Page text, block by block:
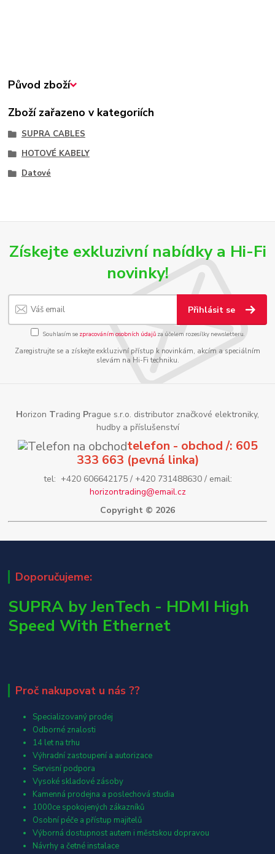
Původ zboží
Zboží zařazeno v kategoriích
SUPRA CABLES
HOTOVÉ KABELY
Datové
Získejte exkluzivní nabídky a Hi-Fi
novinky!
Přihlásit se
Souhlasím se zpracováním osobních údajůza účelem rozesílky newsletteru.
Zaregistrujte se a získejte exkluzivní přístup k novinkám, akcím a speciálním
slevám na Hi-Fi techniku.
Horizon Trading Prague s.r.o. distributor značkové elektroniky,
hudby a příslušenství
telefon - obchod /: 605
333 663 (pevná linka)
tel: +420 606642175 / +420 731488630 / email:
horizontrading@email.cz
Copyright © 2026
Doporučujeme:
SUPRA by JenTech - HDMI High
Speed With Ethernet
Proč nakupovat u nás ??
Specializovaný prodej
Odborné znalosti
14 let na trhu
Výhradní zastoupení a autorizace
Servisní podpora
Vysoké skladové zásoby
Kamenná prodejna a poslechová studia
1000ce spokojených zákazníků
Osobní péče a přístup majitelů
Výborná dostupnost autem i městskou dopravou
Návrhy a četné instalace